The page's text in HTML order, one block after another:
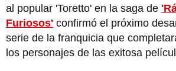
al popular 'Toretto' en la saga de
Furiosos' confirmó el próximo
serie de la franquicia que
los personajes de las exitosa